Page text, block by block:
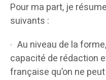
Pour ma part, je
suivants :
Au niveau de la
capacité de rédaction
française qu’on ne